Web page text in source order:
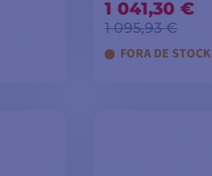
1 041,30 €
1 095,93 €
FORA DE STOCK